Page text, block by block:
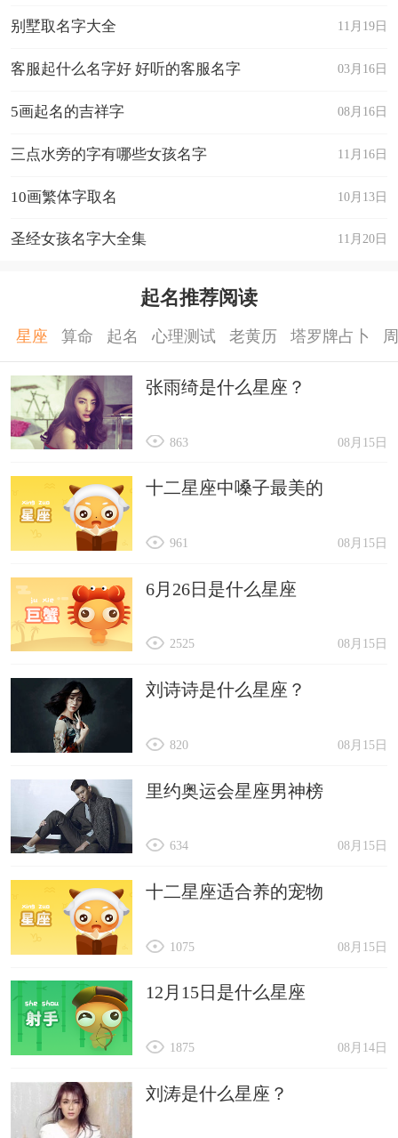
11月19日
别墅取名字大全
03月16日
客服起什么名字好 好听的客服名字
08月16日
5画起名的吉祥字
11月16日
三点水旁的字有哪些女孩名字
10月13日
10画繁体字取名
11月20日
圣经女孩名字大全集
起名推荐阅读
星座 算命 起名 心理测试 老黄历 塔罗牌占卜
张雨绮是什么星座？
08月15日
863
十二星座中嗓子最美的
08月15日
961
6月26日是什么星座
08月15日
2525
刘诗诗是什么星座？
08月15日
820
里约奥运会星座男神榜
08月15日
634
十二星座适合养的宠物
08月15日
1075
12月15日是什么星座
08月14日
1875
刘涛是什么星座？